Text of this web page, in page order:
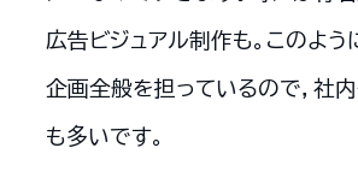
広告ビジュアル制作も。このよ
企画全般を担っているので，社
も多いです。